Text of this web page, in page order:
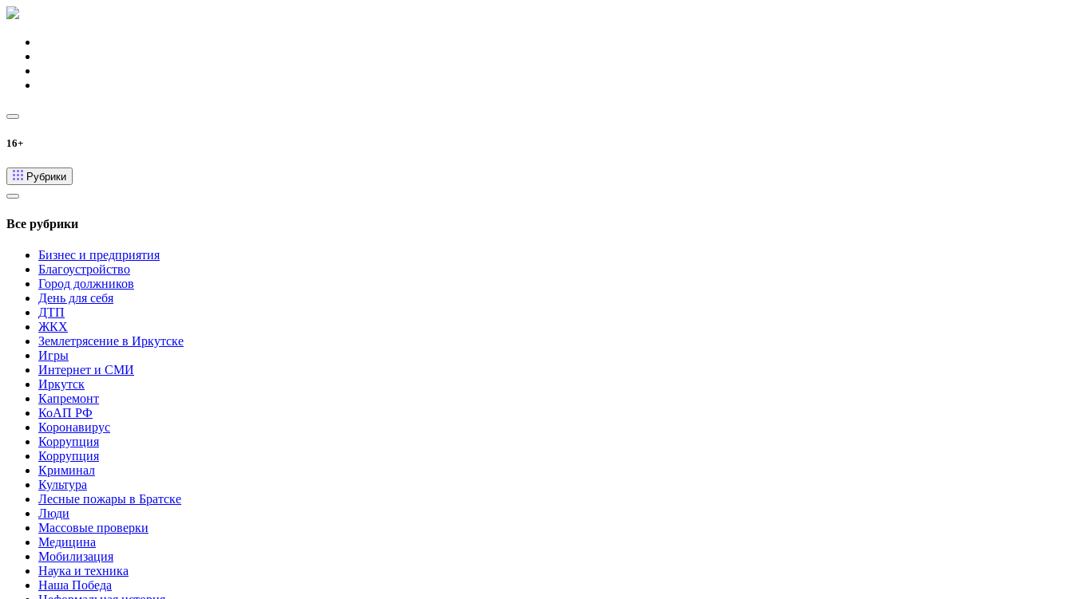
16+
Рубрики
Все рубрики
Бизнес и предприятия
Благоустройство
Город должников
День для себя
ДТП
ЖКХ
Землетрясение в Иркутске
Игры
Интернет и СМИ
Иркутск
Капремонт
КоАП РФ
Коронавирус
Коррупция
Коррупция
Криминал
Культура
Лесные пожары в Братске
Люди
Массовые проверки
Медицина
Мобилизация
Наука и техника
Наша Победа